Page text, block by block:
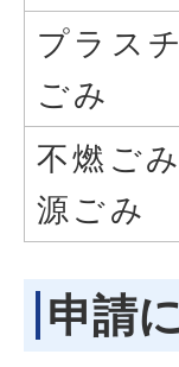
プラス
ごみ
不燃ご
源ごみ
申請